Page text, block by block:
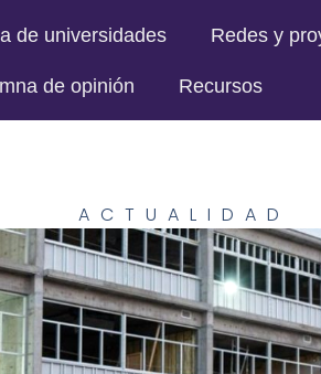
de universidades Redes y
de opinión Recursos
ACTUALIDAD